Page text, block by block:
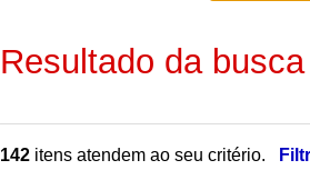
Resultado da busca
142 itens atendem ao seu critério.